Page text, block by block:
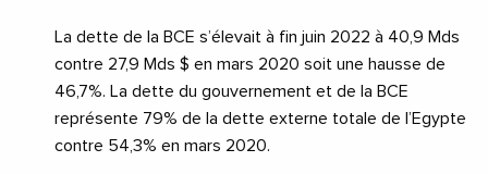
La dette de la BCE s’élevait à fin juin 2022 à 40,9 Mds
contre 27,9 Mds $ en mars 2020 soit une hausse de
46,7%. La dette du gouvernement et de la BCE
représente 79% de la dette externe totale de l’Egypte
contre 54,3% en mars 2020.